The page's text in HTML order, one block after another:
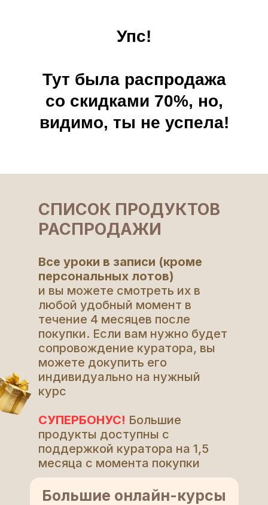
Упс!
Тут была распродажа
со скидками 70%, но,
видимо, ты не успела!
СПИСОК ПРОДУКТОВ
РАСПРОДАЖИ
Все уроки в записи (кроме
персональных лотов)
и вы можете смотреть их в
любой удобный момент в
течение 4 месяцев после
покупки. Если вам нужно будет
сопровождение куратора, вы
можете докупить его
индивидуально на нужный
курс
СУПЕРБОНУС! Большие
продукты доступны с
поддержкой куратора на 1,5
месяца с момента покупки
Большие онлайн-курсы